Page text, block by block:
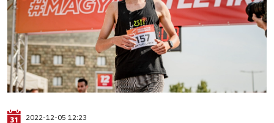
2022-12-05 12:23